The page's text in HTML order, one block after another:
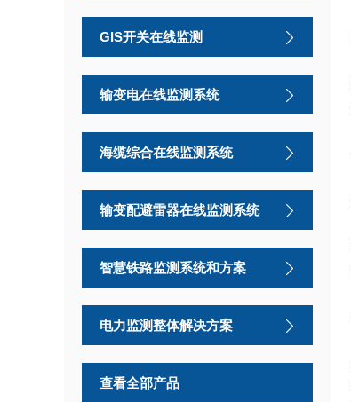
GIS开关在线监测
输变电在线监测系统
海缆综合在线监测系统
输变配避雷器在线监测系统
智慧铁路监测系统和方案
电力监测整体解决方案
查看全部产品